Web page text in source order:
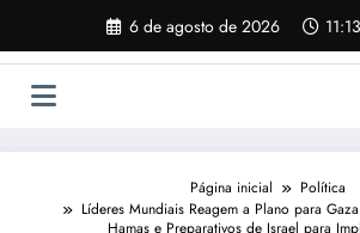
o
6 de agosto de 2026
Página inicial
Política
Líderes Mundiais Reagem a Plano para
Hamas e Preparativos de Israel para